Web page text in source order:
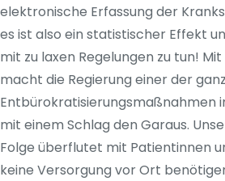
elektronische Erfassung der
es ist also ein statistischer Effekt
mit zu laxen Regelungen zu tun!
macht die Regierung einer der
Entbürokratisierungsmaßnahmen
mit einem Schlag den Garaus.
Folge überflutet mit Patientinnen
keine Versorgung vor Ort